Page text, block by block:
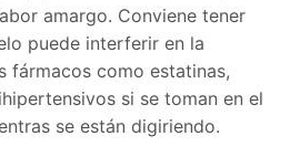
amargo. Conviene tener
puede interferir en la
fármacos como estatinas,
si se toman en el
se están digiriendo.